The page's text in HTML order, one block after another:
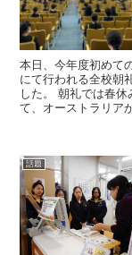
本日、今年度初めて
にて行われる全校朝
した。 朝礼では春
て、オーストラリア
話題